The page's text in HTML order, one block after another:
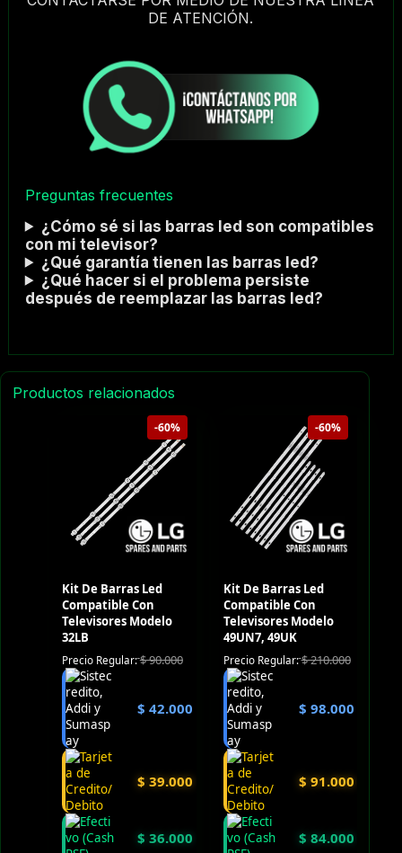
DE ATENCIÓN.
Preguntas frecuentes
¿Cómo sé si las barras led son compatibles
con mi televisor?
¿Qué garantía tienen las barras led?
¿Qué hacer si el problema persiste
después de reemplazar las barras led?
Productos relacionados
-60%
Kit De Barras Led
Compatible Con
Televisores Modelo
32LB
Precio Regular:$90.000
$ 42.000
$ 39.000
$ 36.000
-60%
Kit De Barras Led
Compatible Con
Televisores Modelo
49UN7, 49UK
Precio Regular:$210.000
$ 98.000
$ 91.000
$ 84.000